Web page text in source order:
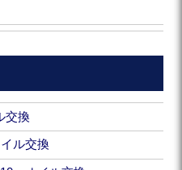
交換
ル交換